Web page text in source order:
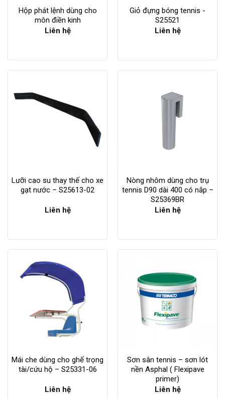
Hộp phát lệnh dùng cho
môn điền kinh
Liên hệ
Giỏ đựng bóng tennis -
S25521
Liên hệ
Lưỡi cao su thay thế cho xe
gạt nước – S25613-02
Liên hệ
Nòng nhôm dùng cho trụ
tennis D90 dài 400 có nắp –
S25369BR
Liên hệ
Mái che dùng cho ghế trọng
tài/cứu hộ – S25331-06
Liên hệ
Sơn sân tennis – sơn lót
nền Asphal ( Flexipave
primer)
Liên hệ